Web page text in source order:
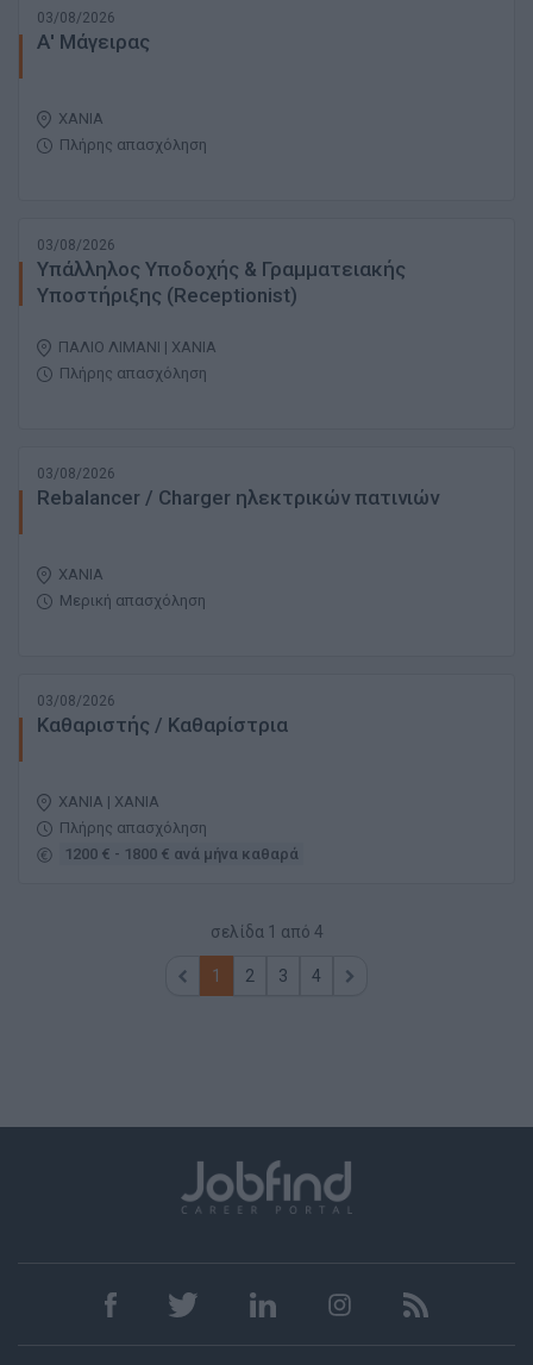
03/08/2026
Α' Μάγειρας
ΧΑΝΙΑ
Πλήρης απασχόληση
03/08/2026
Υπάλληλος Υποδοχής & Γραμματειακής
Υποστήριξης (Receptionist)
ΠΑΛΙΟ ΛΙΜΑΝΙ | ΧΑΝΙΑ
Πλήρης απασχόληση
03/08/2026
Rebalancer / Charger ηλεκτρικών πατινιών
ΧΑΝΙΑ
Μερική απασχόληση
03/08/2026
Καθαριστής / Καθαρίστρια
ΧΑΝΙΑ | ΧΑΝΙΑ
Πλήρης απασχόληση
1200 € - 1800 € ανά μήνα καθαρά
σελίδα 1 από 4
1 2 3 4